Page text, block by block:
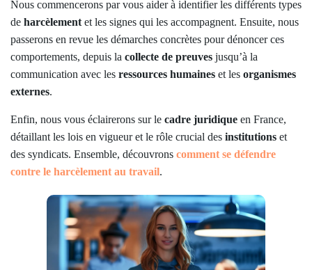
Nous commencerons par vous aider à identifier les différents types
de harcèlementet les signes qui les accompagnent. Ensuite, nous
passerons en revue les démarches concrètes pour dénoncer ces
comportements, depuis la collecte de preuves jusqu’à la
communication avec les ressources humaines et les organismes
externes.
Enfin, nous vous éclairerons sur le cadre juridique en France,
détaillant les lois en vigueur et le rôle crucial des institutions et
des syndicats. Ensemble, découvrons comment se défendre
contre le harcèlement au travail.